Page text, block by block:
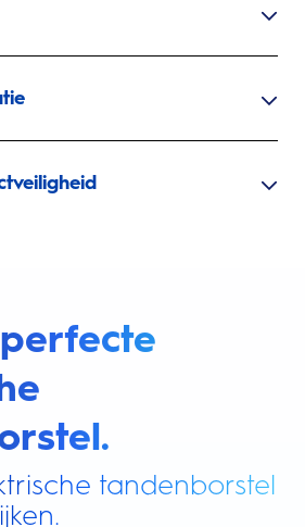
tandenborstel